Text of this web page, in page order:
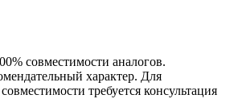
совместимости аналогов.
характер. Для
требуется консультация